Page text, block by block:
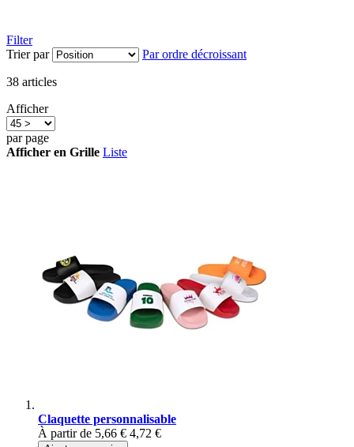
Filter
Trier par
Par ordre décroissant
38 articles
Afficher
par page
Afficher en Grille Liste
Claquette personnalisable
À partir de 5,66 € 4,72 €